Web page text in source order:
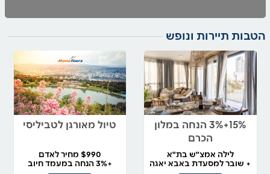
הטבות תיירות ונופש
15%+3% הנחה במלון
הכרם
לילה אמצ"ש בת"א
+ שובר למסעדת באבא יאגה
טיול מאורגן לטביליסי
$990 מחיר לאדם
+3% הנחה במעמד חיוב